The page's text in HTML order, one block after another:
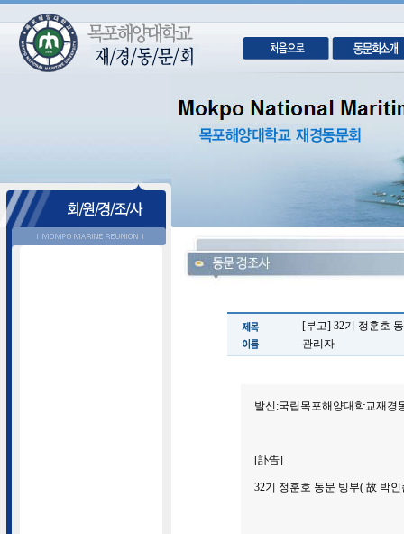
[부고] 32기 정훈호
관리자
발신:국립목포해양대학교재경
[訃告]
32기 정훈호 동문 빙부( 故 박